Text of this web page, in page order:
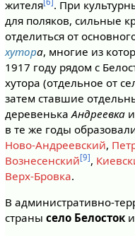
жителя
. При
для поляков, сильные
отделиться от
хутора, многие из
1917 году рядом с
хутора (отдельное от
затем ставшие
деревенькаАндреевкаи
в те же годы
Ново-Андреевский,
Вознесенский[9],
Верх-Бровка.
В административно-
страны село Белосток